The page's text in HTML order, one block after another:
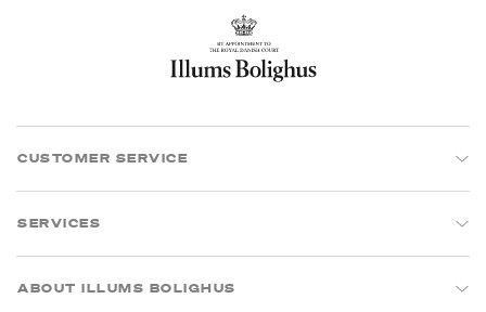
CUSTOMER SERVICE
SERVICES
ABOUT ILLUMS BOLIGHUS